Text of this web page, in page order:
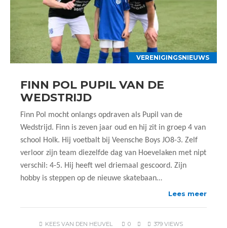
VERENIGINGSNIEUWS
FINN POL PUPIL VAN DE
WEDSTRIJD
Finn Pol mocht onlangs opdraven als Pupil van de
Wedstrijd. Finn is zeven jaar oud en hij zit in groep 4 van
school Holk. Hij voetbalt bij Veensche Boys JO8-3. Zelf
verloor zijn team diezelfde dag van Hoevelaken met nipt
verschil: 4-5. Hij heeft wel driemaal gescoord. Zijn
hobby is steppen op de nieuwe skatebaan…
Lees meer
KEES VAN DEN HEUVEL 0 379 VIEWS